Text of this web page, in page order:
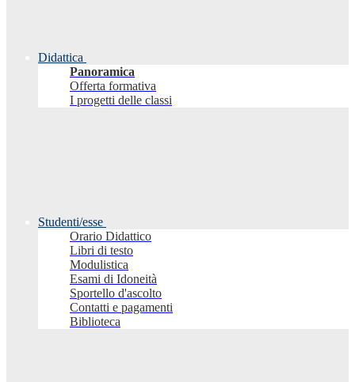
Didattica
Panoramica
Offerta formativa
I progetti delle classi
Studenti/esse
Orario Didattico
Libri di testo
Modulistica
Esami di Idoneità
Sportello d'ascolto
Contatti e pagamenti
Biblioteca